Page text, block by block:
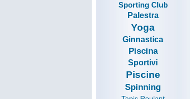
Sporting Club
Palestra
Yoga
Ginnastica
Piscina
Sportivi
Piscine
Spinning